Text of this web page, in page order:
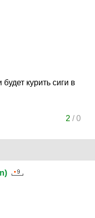
курить сиги в
2 /0